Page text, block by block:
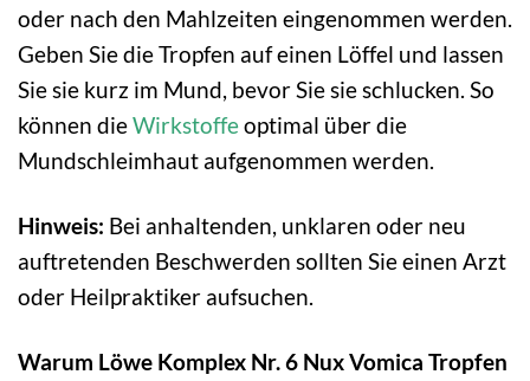
oder nach den Mahlzeiten eingenommen werden.
Geben Sie die Tropfen auf einen Löffel und lassen
Sie sie kurz im Mund, bevor Sie sie schlucken. So
können dieWirkstoffeoptimal über die
Mundschleimhaut aufgenommen werden.
Hinweis: Bei anhaltenden, unklaren oder neu
auftretenden Beschwerden sollten Sie einen Arzt
oder Heilpraktiker aufsuchen.
Warum Löwe Komplex Nr. 6 Nux Vomica Tropfen